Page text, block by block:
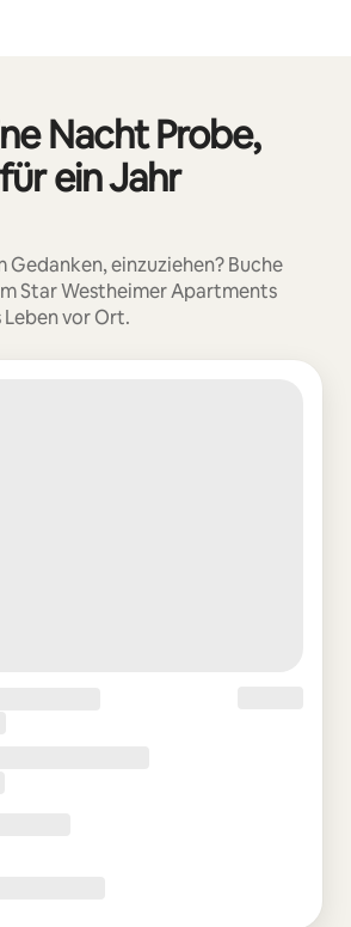
Nacht Probe,
ein Jahr
Gedanken, einzuziehen? Buche
Star Westheimer Apartments
vor Ort.